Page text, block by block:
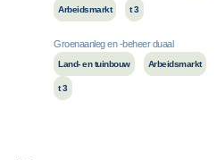
Arbeidsmarkt t 3
Groenaanleg en -beheer duaal
Land- en tuinbouw Arbeidsmarkt
t 3